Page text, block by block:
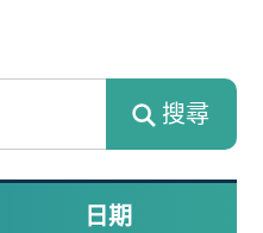
搜尋
日期